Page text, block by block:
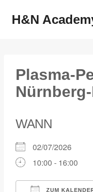
H&N
Plasma-
WANN
02/07/2026
10:00 - 16:00
ZUM